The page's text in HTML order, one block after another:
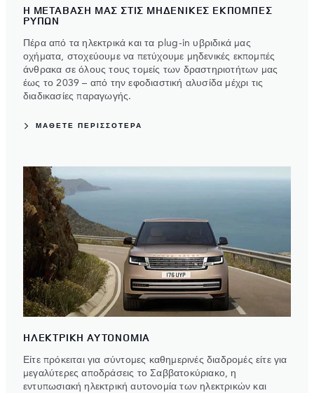
Η ΜΕΤΑΒΑΣΗ ΜΑΣ ΣΤΙΣ ΜΗΔΕΝΙΚΕΣ ΕΚΠΟΜΠΕΣ
ΡΥΠΩΝ
Πέρα από τα ηλεκτρικά και τα plug-in υβριδικά μας
οχήματα, στοχεύουμε να πετύχουμε μηδενικές εκπομπές
άνθρακα σε όλους τους τομείς των δραστηριοτήτων μας
έως το 2039 – από την εφοδιαστική αλυσίδα μέχρι τις
διαδικασίες παραγωγής.
ΜΑΘΕΤΕ ΠΕΡΙΣΣΟΤΕΡΑ
ΗΛΕΚΤΡΙΚΗ ΑΥΤΟΝΟΜΙΑ
Είτε πρόκειται για σύντομες καθημερινές διαδρομές είτε για
μεγαλύτερες αποδράσεις το Σαββατοκύριακο, η
εντυπωσιακή ηλεκτρική αυτονομία των ηλεκτρικών και